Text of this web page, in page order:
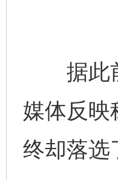
据此前
媒体反映
终却落选